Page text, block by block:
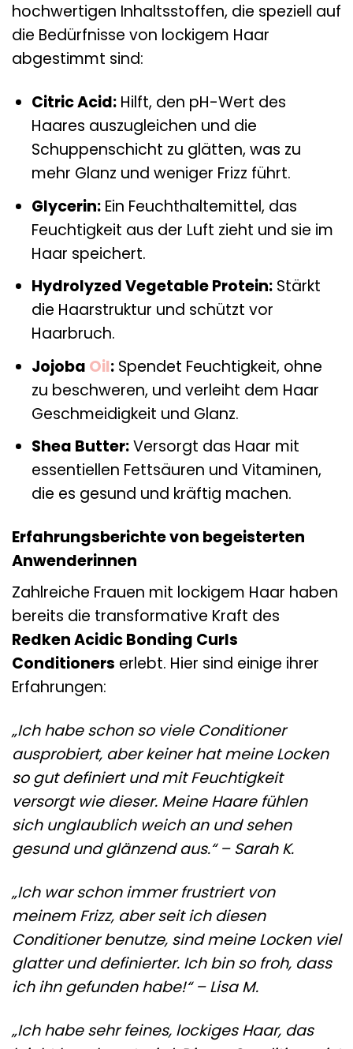
hochwertigen Inhaltsstoffen, die speziell auf
die Bedürfnisse von lockigem Haar
abgestimmt sind:
Citric Acid:Hilft, den pH-Wert des
Haares auszugleichen und die
Schuppenschicht zu glätten, was zu
mehr Glanz und weniger Frizz führt.
Glycerin:Ein Feuchthaltemittel, das
Feuchtigkeit aus der Luft zieht und sie im
Haar speichert.
Hydrolyzed Vegetable Protein:Stärkt
die Haarstruktur und schützt vor
Haarbruch.
Jojoba Oil:Spendet Feuchtigkeit, ohne
zu beschweren, und verleiht dem Haar
Geschmeidigkeit und Glanz.
Shea Butter:Versorgt das Haar mit
essentiellen Fettsäuren und Vitaminen,
die es gesund und kräftig machen.
Erfahrungsberichte von begeisterten
Anwenderinnen
Zahlreiche Frauen mit lockigem Haar haben
bereits die transformative Kraft des
Redken Acidic Bonding Curls
Conditioners erlebt. Hier sind einige ihrer
Erfahrungen:
„Ich habe schon so viele Conditioner
ausprobiert, aber keiner hat meine Locken
so gut definiert und mit Feuchtigkeit
versorgt wie dieser. Meine Haare fühlen
sich unglaublich weich an und sehen
gesund und glänzend aus.“ – Sarah K.
„Ich war schon immer frustriert von
meinem Frizz, aber seit ich diesen
Conditioner benutze, sind meine Locken viel
glatter und definierter. Ich bin so froh, dass
ich ihn gefunden habe!“ – Lisa M.
„Ich habe sehr feines, lockiges Haar, das